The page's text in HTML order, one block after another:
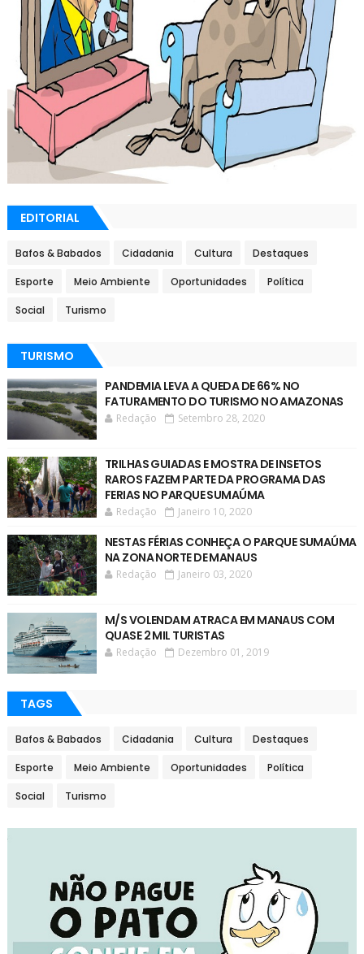
EDITORIAL
Bafos & Babados Cidadania Cultura Destaques
Esporte Meio Ambiente Oportunidades Política
Social Turismo
TURISMO
PANDEMIA LEVA A QUEDA DE 66% NO
FATURAMENTO DO TURISMO NO AMAZONAS
Redação Setembro 28, 2020
TRILHAS GUIADAS E MOSTRA DE INSETOS
RAROS FAZEM PARTE DA PROGRAMA DAS
FERIAS NO PARQUE SUMAÚMA
Redação Janeiro 10, 2020
NESTAS FÉRIAS CONHEÇA O PARQUE SUMAÚMA
NA ZONA NORTE DE MANAUS
Redação Janeiro 03, 2020
M/S VOLENDAM ATRACA EM MANAUS COM
QUASE 2 MIL TURISTAS
Redação Dezembro 01, 2019
TAGS
Bafos & Babados Cidadania Cultura Destaques
Esporte Meio Ambiente Oportunidades Política
Social Turismo